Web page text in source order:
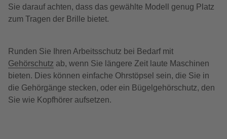
Sie darauf achten, dass das gewählte Modell genug Platz
zum Tragen der Brille bietet.
Runden Sie Ihren Arbeitsschutz bei Bedarf mit
Gehörschutz ab, wenn Sie längere Zeit laute Maschinen
bieten. Dies können einfache Ohrstöpsel sein, die Sie in
die Gehörgänge stecken, oder ein Bügelgehörschutz, den
Sie wie Kopfhörer aufsetzen.